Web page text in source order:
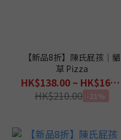
【新品8折】陳氏屁孩｜貓
草 Pizza
HK$138.00 ~ HK$168.00
HK$210.00 -21%